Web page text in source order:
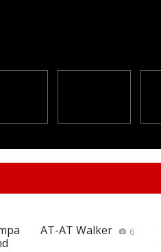
AT-AT Walker 6